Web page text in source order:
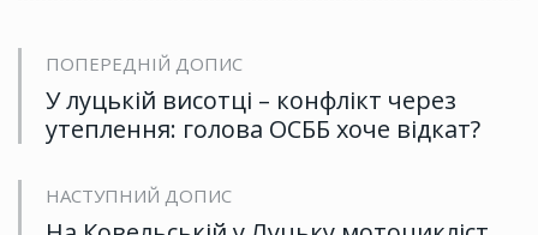
ПОПЕРЕДНІЙ ДОПИС
У луцькій висотці – конфлікт через
утеплення: голова ОСББ хоче відкат?
НАСТУПНИЙ ДОПИС